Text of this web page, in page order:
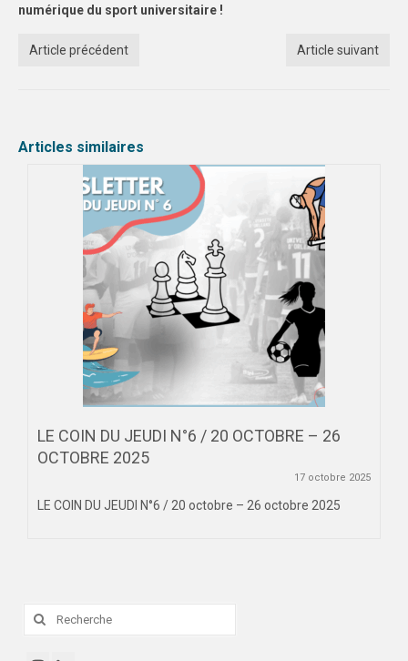
numérique du sport universitaire !
Article précédent Article suivant
Articles similaires
LE COIN DU JEUDI N°6 / 20 OCTOBRE – 26
OCTOBRE 2025
17 octobre 2025
LE COIN DU JEUDI N°6 / 20 octobre – 26 octobre 2025
Rechercher